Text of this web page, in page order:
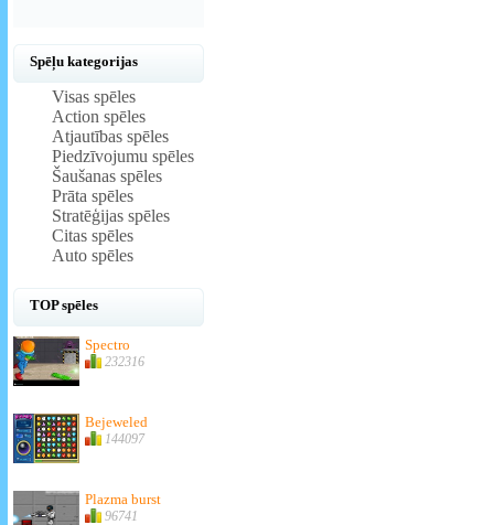
Spēļu kategorijas
Visas spēles
Action spēles
Atjautības spēles
Piedzīvojumu spēles
Šaušanas spēles
Prāta spēles
Stratēģijas spēles
Citas spēles
Auto spēles
TOP spēles
Spectro
232316
Bejeweled
144097
Plazma burst
96741